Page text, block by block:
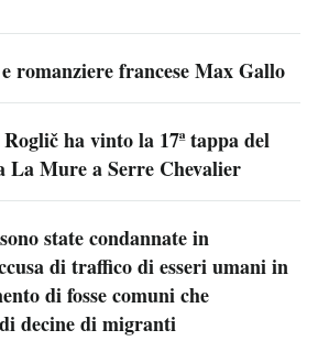
romanziere francese Max Gallo
ha vinto la 17ª tappa del
La Mure a Serre Chevalier
state condannate in
di traffico di esseri umani in
di fosse comuni che
decine di migranti